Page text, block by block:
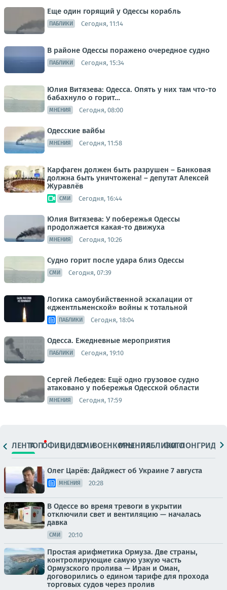
Еще один горящий у Одессы корабль
ПАБЛИКИ Сегодня, 11:14
В районе Одессы поражено очередное судно
ПАБЛИКИ Сегодня, 15:34
Юлия Витязева: Одесса. Опять у них там что-то
бабахнуло о горит…
МНЕНИЯ Сегодня, 08:00
Одесские вайбы
МНЕНИЯ Сегодня, 11:58
Карфаген должен быть разрушен – Банковая
должна быть уничтожена! – депутат Алексей
Журавлёв
СМИ Сегодня, 16:44
Юлия Витязева: У побережья Одессы
продолжается какая-то движуха
МНЕНИЯ Сегодня, 10:26
Судно горит после удара близ Одессы
СМИ Сегодня, 07:39
Логика самоубийственной эскалации от
«джентльменской» войны к тотальной
ПАБЛИКИ Сегодня, 18:04
Одесса. Ежедневные мероприятия
ПАБЛИКИ Сегодня, 19:10
Сергей Лебедев: Ещё одно грузовое судно
атаковано у побережья Одесской области
МНЕНИЯ Сегодня, 17:59
ЛЕНТАТОПОФИЦ.ВИДЕОСМИВОЕНКОРЫМНЕНИЯПАБЛИКИ
ФОТОЛОНГРИДЫ
Олег Царёв: Дайджест об Украине 7 августа
МНЕНИЯ 20:28
В Одессе во время тревоги в укрытии
отключили свет и вентиляцию — началась
давка
СМИ 20:10
Простая арифметика Ормуза. Две страны,
контролирующие самую узкую часть
Ормузского пролива — Иран и Оман,
договорились о едином тарифе для прохода
торговых судов через пролив